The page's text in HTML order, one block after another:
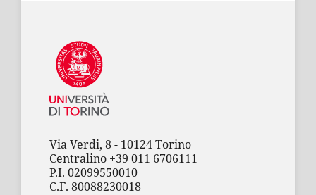
Via Verdi, 8 - 10124 Torino
Centralino +39 011 6706111
P.I. 02099550010
C.F. 80088230018